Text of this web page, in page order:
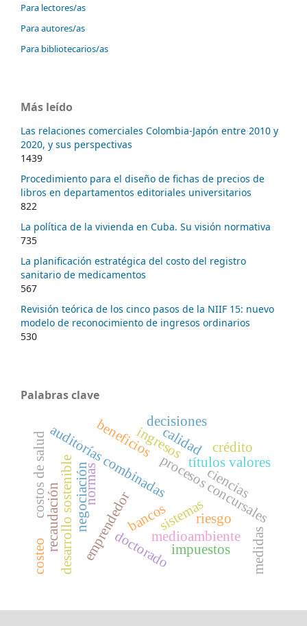
Para lectores/as
Para autores/as
Para bibliotecarios/as
Más leído
Las relaciones comerciales Colombia-Japón entre 2010 y
2020, y sus perspectivas
1439
Procedimiento para el diseño de fichas de precios de
libros en departamentos editoriales universitarios
822
La política de la vivienda en Cuba. Su visión normativa
735
La planificación estratégica del costo del registro
sanitario de medicamentos
567
Revisión teórica de los cinco pasos de la NIIF 15: nuevo
modelo de reconocimiento de ingresos ordinarios
530
Palabras clave
auditorías combinadas
sistemas
normas
bancos
desarrollo sostenible medioambiente
procesos concursales
negociación títulos valores
emprendedor
calidad
ciencias
doctoradoimpuestos
ingresos
recaudación
beneficios
medidas
costeo
decisiones
crédito
riesgo
costos de salud